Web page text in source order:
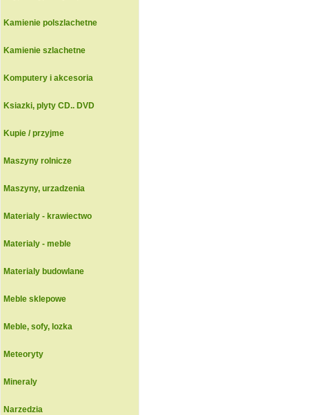
Kamienie polszlachetne
Kamienie szlachetne
Komputery i akcesoria
Ksiazki, plyty CD.. DVD
Kupie / przyjme
Maszyny rolnicze
Maszyny, urzadzenia
Materialy - krawiectwo
Materialy - meble
Materialy budowlane
Meble sklepowe
Meble, sofy, lozka
Meteoryty
Mineraly
Narzedzia